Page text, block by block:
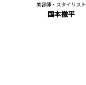
美容師・スタイリスト
国本撤平